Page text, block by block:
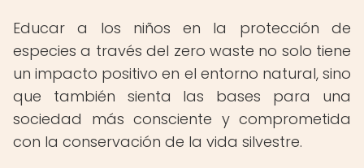
Educar a los niños en la protección de
especies a través del zero waste no solo tiene
un impacto positivo en el entorno natural, sino
que también sienta las bases para una
sociedad más consciente y comprometida
con la conservación de la vida silvestre.